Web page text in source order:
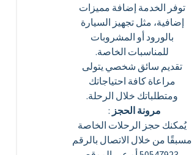
توفر الخدمة إضافة مميزات
إضافية، مثل تجهيز السيارة
بالورود أو المشروبات
للمناسبات الخاصة.
تقديم سائق شخصي يتولى
مراعاة كافة احتياجاتك
ومتطلباتك خلال الرحلة.
مرونة الحجز:
يُمكنك حجز الرحلات الخاصة
مسبقًا من خلال الاتصال بالرقم